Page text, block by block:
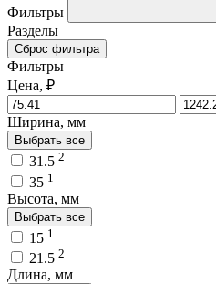
Фильтры
Разделы
Сброс фильтра
Фильтры
Цена, ₽
Ширина, мм
Выбрать все
31.5 2
35 1
Высота, мм
Выбрать все
15 1
21.5 2
Длина, мм